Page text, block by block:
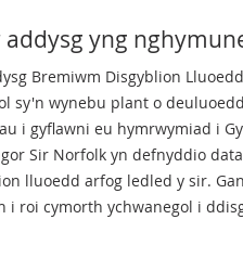
yng
Bremiwm Disgyblion
sy'n wynebu plant o
i gyflawni eu hymrwymiad i
Sir Norfolk yn defnyddio
lluoedd arfog ledled y sir.
i roi cymorth ychwanegol i